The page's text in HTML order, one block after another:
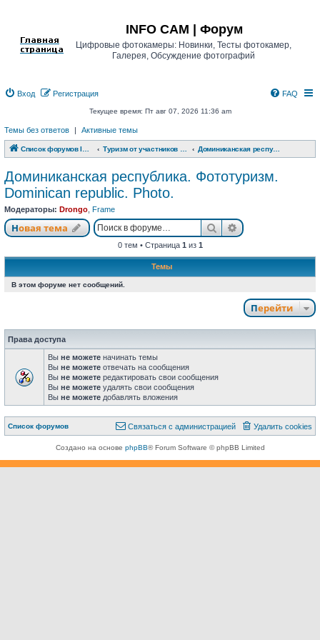
INFO CAM | Форум
Цифровые фотокамеры: Новинки, Тесты фотокамер,
Галерея, Обсуждение фотографий
Вход Регистрация FAQ
Текущее время: Пт авг 07, 2026 11:36 am
Темы без ответов | Активные темы
Список форумов INFO CAM | Форум Доминиканская республика. Фототуризм. Dominican republic. Photo.
Доминиканская республика. Фототуризм.
Dominican republic. Photo.
Модераторы: Drongo Frame
Новая тема
Новая тема ПоискРасширенный
0 тем • Страница 1 из 1
Темы
В этом форуме нет сообщений.
Перейти
Права доступа
Вы не можете начинать темы
Вы не можете отвечать на сообщения
Вы не можете редактировать свои сообщения
Вы не можете удалять свои сообщения
Вы не можете добавлять вложения
Список форумов Удалить cookies
Связаться с
Связаться с администрацией
Создано на основе phpBB® Forum Software © phpBB Limited